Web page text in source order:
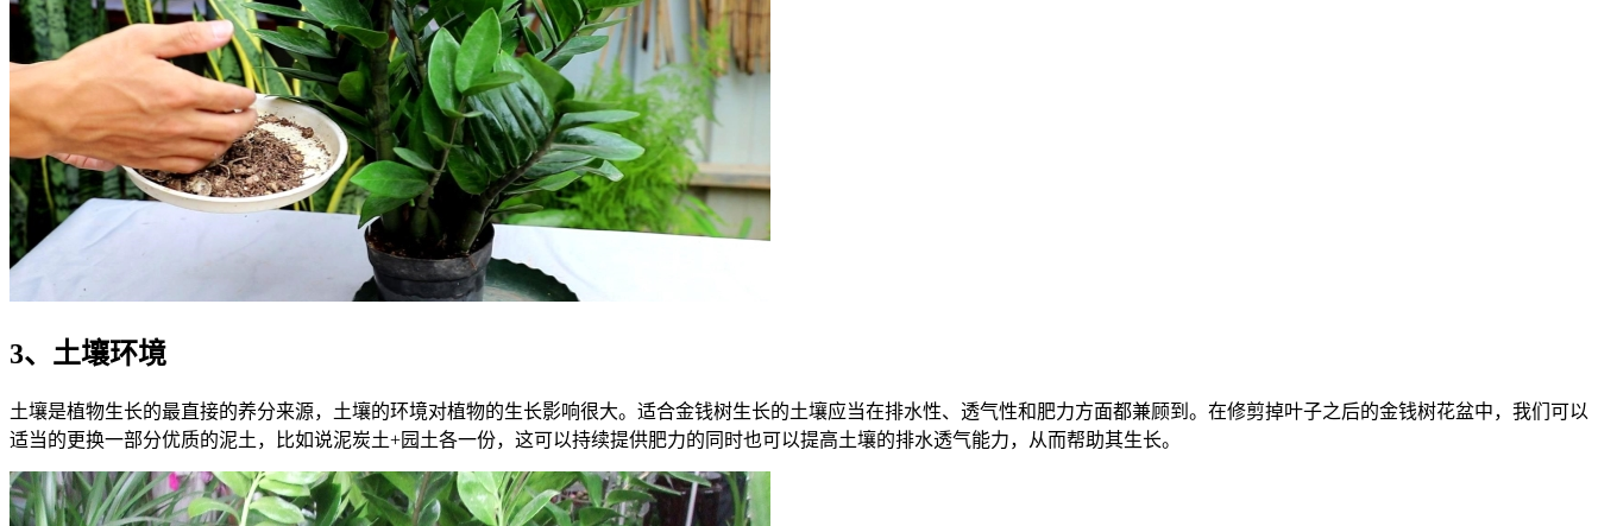
3、土壤环境
土壤是植物生长的最直接的养分来源，土壤的环境对植物的生长影响很大。适合金钱树生长的土壤应当在排水性、透气性和肥力方面都兼顾到。在修剪掉叶子之后的金钱树花盆中，我们可以
适当的更换一部分优质的泥土，比如说泥炭土+园土各一份，这可以持续提供肥力的同时也可以提高土壤的排水透气能力，从而帮助其生长。